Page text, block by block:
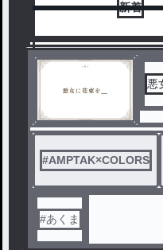
1
新着
悪
#AMPTAK×COLORS
#あくま